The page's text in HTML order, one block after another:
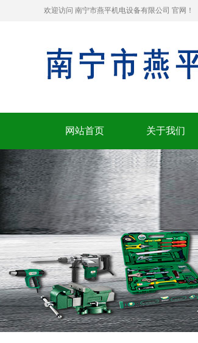
欢迎访问 南宁市燕平机电设备有限公司 官网！
网站首页 关于我们